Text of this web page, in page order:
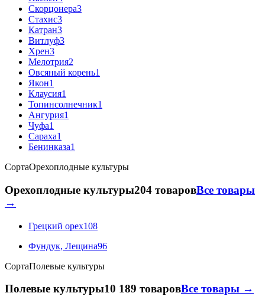
Скорцонера3
Стахис3
Катран3
Витлуф3
Хрен3
Мелотрия2
Овсяный корень1
Якон1
Клаусия1
Топинсолнечник1
Ангурия1
Чуфа1
Сараха1
Бенинказа1
СортаОрехоплодные культуры
Орехоплодные культуры204 товаровВсе товары
→
Грецкий орех108
Фундук, Лещина96
СортаПолевые культуры
Полевые культуры10 189 товаровВсе товары →